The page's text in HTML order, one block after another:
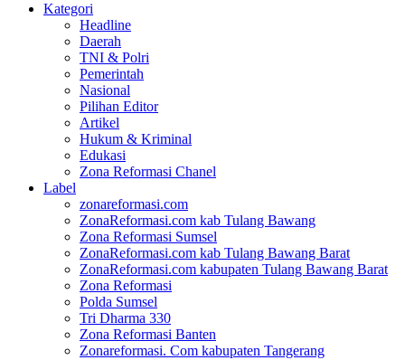
Kategori
Headline
Daerah
TNI & Polri
Pemerintah
Nasional
Pilihan Editor
Artikel
Hukum & Kriminal
Edukasi
Zona Reformasi Chanel
Label
zonareformasi.com
ZonaReformasi.com kab Tulang Bawang
Zona Reformasi Sumsel
ZonaReformasi.com kab Tulang Bawang Barat
ZonaReformasi.com kabupaten Tulang Bawang Barat
Zona Reformasi
Polda Sumsel
Tri Dharma 330
Zona Reformasi Banten
Zonareformasi. Com kabupaten Tangerang